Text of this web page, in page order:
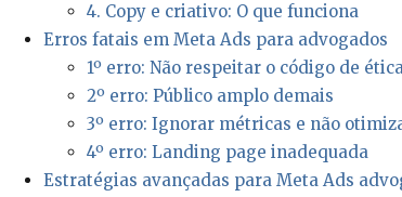
4. Copy e criativo: O que funciona
Erros fatais em Meta Ads para advogados
1º erro: Não respeitar o código de
2º erro: Público amplo demais
3º erro: Ignorar métricas e não
4º erro: Landing page inadequada
Estratégias avançadas para Meta Ads